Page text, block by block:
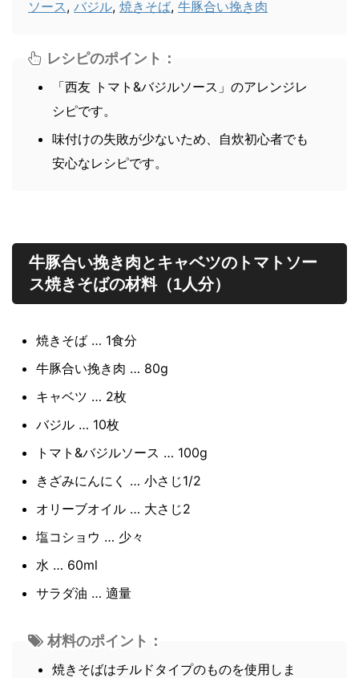
レシピのポイント：
「西友 トマト&バジルソース」のアレンジレ
シピです。
味付けの失敗が少ないため、自炊初心者でも
安心なレシピです。
ソース , バジル, 焼きそば, 牛豚合い挽き肉
牛豚合い挽き肉とキャベツのトマトソー
ス焼きそばの材料（1人分）
焼きそば … 1食分
牛豚合い挽き肉 … 80g
キャベツ … 2枚
バジル … 10枚
トマト&バジルソース … 100g
きざみにんにく … 小さじ1/2
オリーブオイル … 大さじ2
塩コショウ … 少々
水 … 60ml
サラダ油 … 適量
材料のポイント：
焼きそばはチルドタイプのものを使用しま